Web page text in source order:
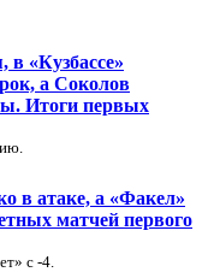
в «Кузбассе»
а Соколов
Итоги первых
в атаке, а «Факел»
матчей первого
с -4.